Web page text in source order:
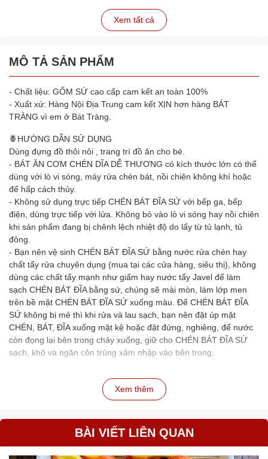
Xem tất cả
MÔ TẢ SẢN PHẨM
- Chất liệu: GỐM SỨ cao cấp cam kết an toàn 100%
- Xuất xứ: Hàng Nội Địa Trung cam kết XỊN hơn hàng BÁT
TRÀNG vì em ở Bát Tràng.
🍍HƯỚNG DẪN SỬ DỤNG
Dùng đựng đồ thôi nôi , trang trí đồ ăn cho bé.
- BÁT ĂN CƠM CHÉN DĨA DỄ THƯƠNG có kích thước lớn có thể
dùng với lò vi sóng, máy rửa chén bát, nồi chiên không khí hoặc
để hấp cách thủy.
- Không sử dụng trực tiếp CHÉN BÁT ĐĨA SỨ với bếp ga, bếp
điện, dùng trực tiếp với lửa. Không bỏ vào lò vi sóng hay nồi chiên
khi sản phẩm đang bị chênh lệch nhiệt độ do lấy từ tủ lạnh, tủ
đông.
- Bạn nên vệ sinh CHÉN BÁT ĐĨA SỨ bằng nước rửa chén hay
chất tẩy rửa chuyên dụng (mua tại các cửa hàng, siêu thị), không
dùng các chất tẩy mạnh như giấm hay nước tẩy Javel để làm
sạch CHÉN BÁT ĐĨA bằng sứ, chúng sẽ mài mòn, làm lớp men
trên bề mặt CHÉN BÁT ĐĨA SỨ xuống màu. Để CHÉN BÁT ĐĨA
SỨ không bị mẻ thì khi rửa và lau sạch, bạn nên đặt úp mặt
CHÉN, BÁT, ĐĨA xuống mặt kệ hoặc đặt đứng, nghiêng, để nước
còn đọng lại bên trong chảy xuống, giữ cho CHÉN BÁT ĐĨA SỨ
sạch, khô và ngăn côn trùng xâm nhập vào bên trong.
Xem thêm
BÀI VIẾT LIÊN QUAN